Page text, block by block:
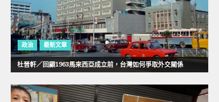
政治 最新文章
杜晉軒／回顧1963馬來西亞成立前，台灣如何爭取外交關係